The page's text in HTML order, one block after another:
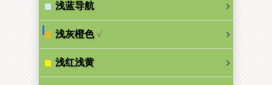
浅蓝导航
浅灰橙色√
浅红浅黄